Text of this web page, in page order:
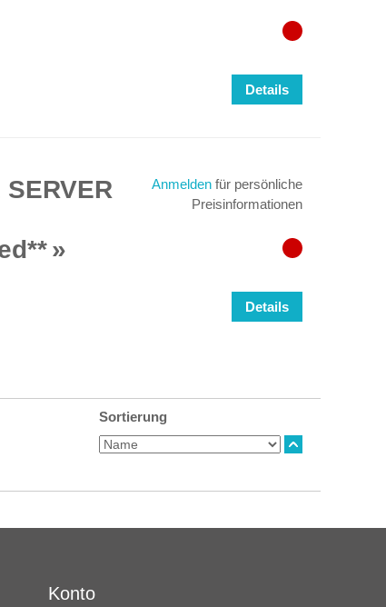
Details
Anmelden für persönliche
Preisinformationen
Details
Sortierung
Konto